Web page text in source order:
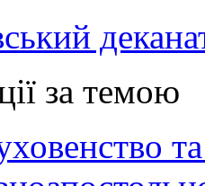
за темою
та